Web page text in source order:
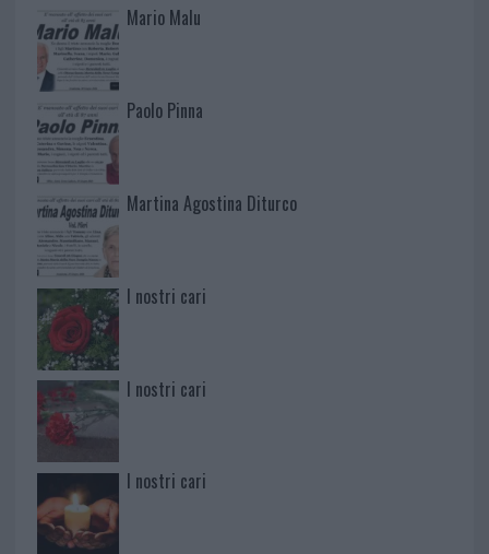
Mario Malu
Paolo Pinna
Martina Agostina Diturco
I nostri cari
I nostri cari
I nostri cari